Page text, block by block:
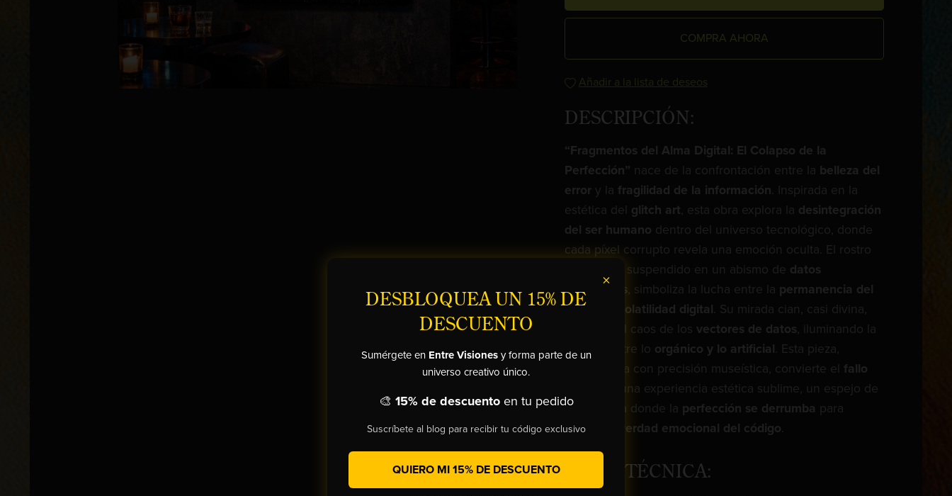
×
DESBLOQUEA UN 15% DE
DESCUENTO
Sumérgete en Entre Visionesy forma parte de un
universo creativo único.
🎨 15% de descuentoen tu pedido
Suscríbete al blog para recibir tu código exclusivo
QUIERO MI 15% DE DESCUENTO
COMPRA AHORA
Añadir a la lista de deseos
DESCRIPCIÓN:
“Fragmentos del Alma Digital: El Colapso de la
Perfección” nace de la confrontación entre la belleza del
errory la fragilidad de la información . Inspirada en la
estética del glitch art, esta obra explora la desintegración
del ser humano dentro del universo tecnológico, donde
cada píxel corrupto revela una emoción oculta. El rostro
andrógino, suspendido en un abismo de datos
colapsados
, simboliza la lucha entre la permanencia del
alma
volatilidad digital . Su mirada cian, casi divina,
atraviesa el caos de los vectores de datos, iluminando la
tensión entre lo orgánico y lo artificial . Esta pieza,
renderizada con precisión museística, convierte el fallo
en una experiencia estética sublime, un espejo de
nuestra era donde la perfección se derrumba para
revelar la
verdad emocional del código
FICHA TÉCNICA: